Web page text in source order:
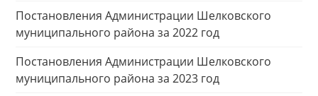
Постановления Администрации Шелковского
муниципального района за 2022 год
Постановления Администрации Шелковского
муниципального района за 2023 год